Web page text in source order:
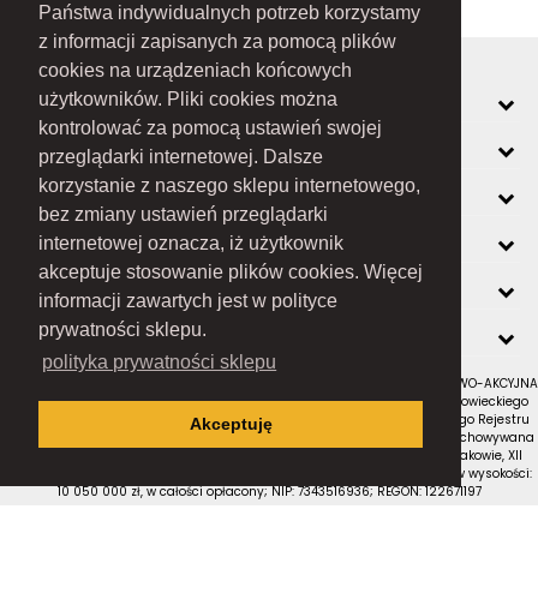
Państwa indywidualnych potrzeb korzystamy
z informacji zapisanych za pomocą plików
cookies na urządzeniach końcowych
użytkowników. Pliki cookies można
kontrolować za pomocą ustawień swojej
przeglądarki internetowej. Dalsze
korzystanie z naszego sklepu internetowego,
bez zmiany ustawień przeglądarki
internetowej oznacza, iż użytkownik
akceptuje stosowanie plików cookies. Więcej
informacji zawartych jest w polityce
prywatności sklepu.
polityka prywatności sklepu
Akceptuję
MOJE KONTO
INFORMACJE
O FIRMIE
ZOBACZ RÓWNIEŻ
KONTAKT
NEWSLETTER
RAMEX SPÓŁKA Z OGRANICZONĄ ODPOWIEDZIALNOŚCIĄ SPÓŁKA KOMANDYTOWO-AKCYJNA
z siedzibą w Nowym Sączu (adres siedziby i adres do doręczeń: ul. Wiśniowieckiego
123 C, 33-300 Nowy Sącz); wpisana do Rejestru Przedsiębiorców Krajowego Rejestru
Sądowego pod numerem KRS 0000434051; sąd rejestrowy, w którym przechowywana
jest dokumentacja spółki: Sąd Rejonowy dla Krakowa-Śródmieścia w Krakowie, XII
Wydział Gospodarczy Krajowego Rejestru Sądowego; kapitał zakładowy w wysokości:
10 050 000 zł, w całości opłacony; NIP: 7343516936; REGON: 122671197